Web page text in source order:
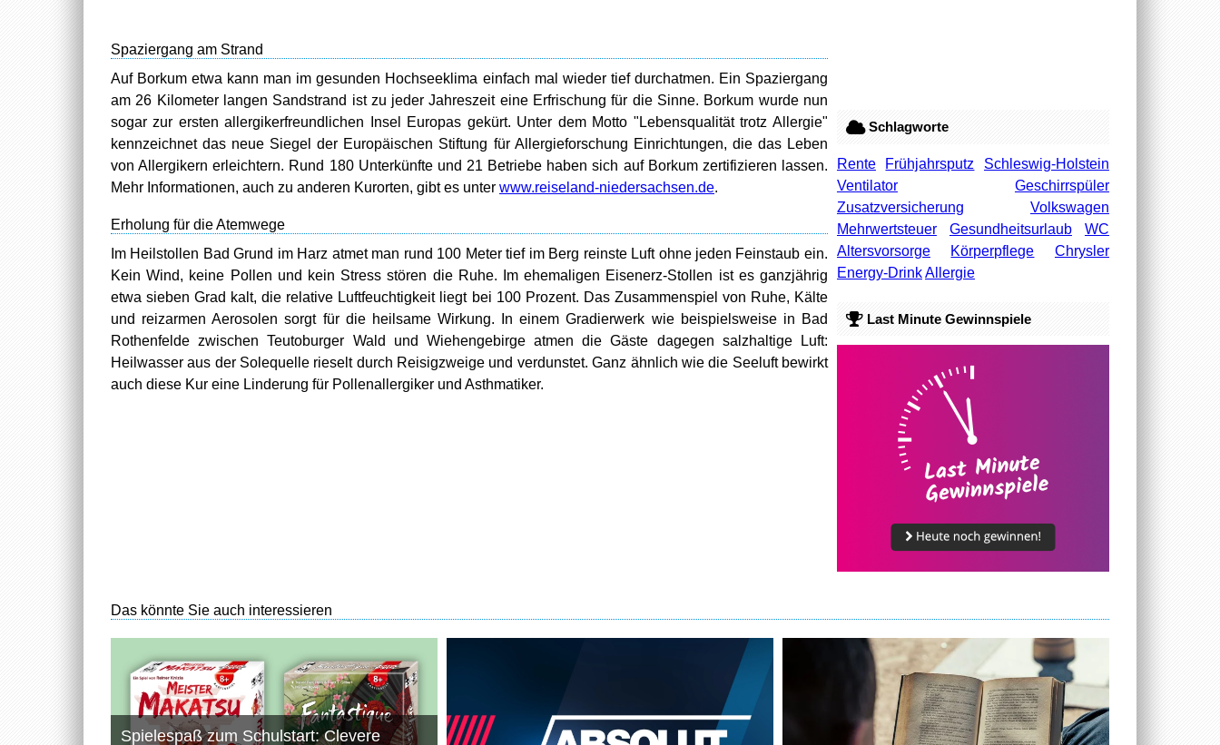
Spaziergang am Strand
Auf Borkum etwa kann man im gesunden Hochseeklima einfach mal wieder tief durchatmen. Ein Spaziergang
am 26 Kilometer langen Sandstrand ist zu jeder Jahreszeit eine Erfrischung für die Sinne. Borkum wurde nun
sogar zur ersten allergikerfreundlichen Insel Europas gekürt. Unter dem Motto "Lebensqualität trotz Allergie"
kennzeichnet das neue Siegel der Europäischen Stiftung für Allergieforschung Einrichtungen, die das Leben
von Allergikern erleichtern. Rund 180 Unterkünfte und 21 Betriebe haben sich auf Borkum zertifizieren lassen.
Mehr Informationen, auch zu anderen Kurorten, gibt es unter www.reiseland-niedersachsen.de.
Erholung für die Atemwege
Im Heilstollen Bad Grund im Harz atmet man rund 100 Meter tief im Berg reinste Luft ohne jeden Feinstaub ein.
Kein Wind, keine Pollen und kein Stress stören die Ruhe. Im ehemaligen Eisenerz-Stollen ist es ganzjährig
etwa sieben Grad kalt, die relative Luftfeuchtigkeit liegt bei 100 Prozent. Das Zusammenspiel von Ruhe, Kälte
und reizarmen Aerosolen sorgt für die heilsame Wirkung. In einem Gradierwerk wie beispielsweise in Bad
Rothenfelde zwischen Teutoburger Wald und Wiehengebirge atmen die Gäste dagegen salzhaltige Luft:
Heilwasser aus der Solequelle rieselt durch Reisigzweige und verdunstet. Ganz ähnlich wie die Seeluft bewirkt
auch diese Kur eine Linderung für Pollenallergiker und Asthmatiker.
Schlagworte
Rente Frühjahrsputz
Schleswig-Holstein
Ventilator
Geschirrspüler
Zusatzversicherung
Volkswagen
Mehrwertsteuer
Gesundheitsurlaub
WC
Altersvorsorge
Körperpflege
Chrysler
Energy-DrinkAllergie
Last Minute Gewinnspiele
Das könnte Sie auch interessieren
Spielespaß zum Schulstart: Clevere